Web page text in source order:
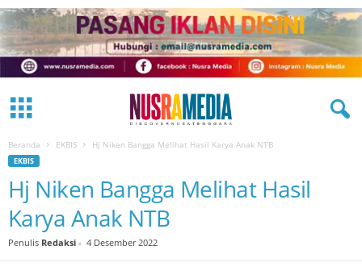
Beranda EKBIS Hj Niken Bangga Melihat Hasil Karya Anak NTB
EKBIS
Hj Niken Bangga Melihat Hasil
Karya Anak NTB
Penulis Redaksi - 4 Desember 2022